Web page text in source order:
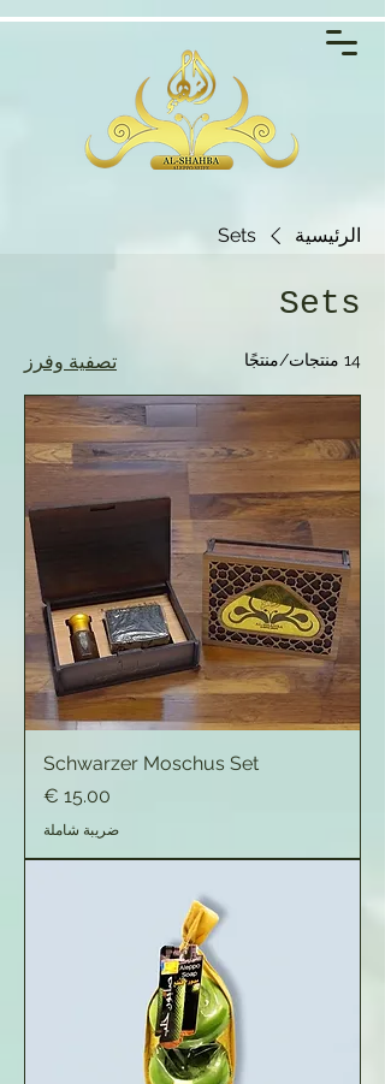
الرئيسية Sets
Sets
14 منتجات/منتجًا تصفية وفرز
Schwarzer Moschus Set
السعر
ضريبة شاملة